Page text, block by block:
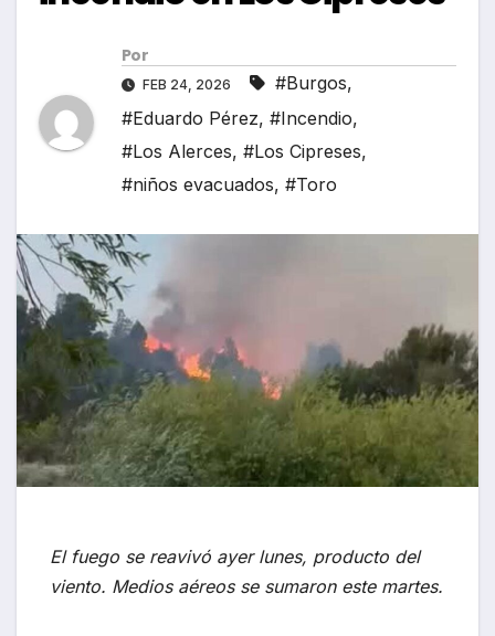
Por
FEB 24, 2026 #Burgos,
#Eduardo Pérez, #Incendio,
#Los Alerces, #Los Cipreses,
#niños evacuados, #Toro
El fuego se reavivó ayer lunes, producto del
viento. Medios aéreos se sumaron este martes.